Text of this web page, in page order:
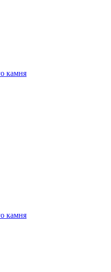
камня
камня